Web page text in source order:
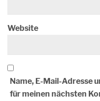
Website
Name, E-Mail-Adresse
für meinen nächsten